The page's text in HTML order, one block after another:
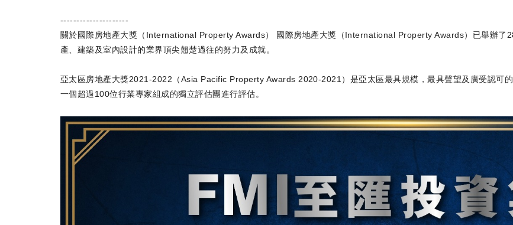
---------------------
關於國際房地產大獎（International Property Awards） 國際房地產大獎（International Property Awards）已舉辦了
產、建築及室內設計的業界頂尖翹楚過往的努力及成就。
亞太區房地產大獎2021-2022（Asia Pacific Property Awards 2020-2021）是亞太區最具規模，最具聲望及廣受認可
一個超過100位行業專家組成的獨立評估團進行評估。